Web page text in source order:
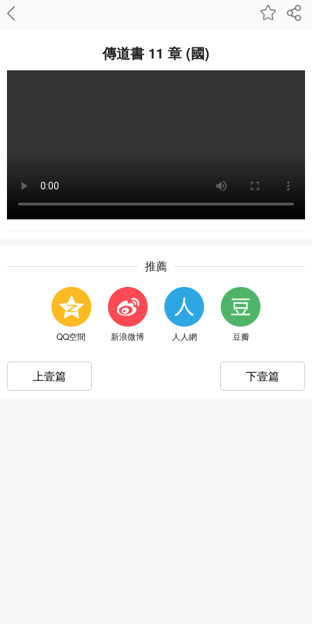
傳道書 11 章 (國)
推薦
QQ空間 新浪微博 人人網 豆瓣
上壹篇 下壹篇